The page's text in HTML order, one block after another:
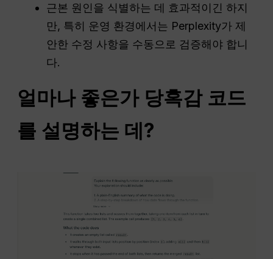
근본 원인을 식별하는 데 효과적이긴 하지
만, 특히 운영 환경에서는 Perplexity가 제
안한 수정 사항을 수동으로 검증해야 합니
다.
얼마나 좋은가 당혹감 코드
를 설명하는 데?